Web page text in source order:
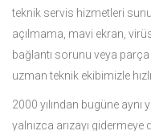
teknik servis hizmetleri
açılmama, mavi ekran,
bağlantı sorunu veya parça
uzman teknik ekibimizle
2000 yılından bugüne
yalnızca arızayı gidermeye